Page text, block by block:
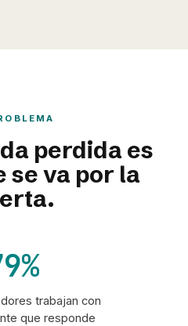
perdida es
se va por la
trabajan con
que responde